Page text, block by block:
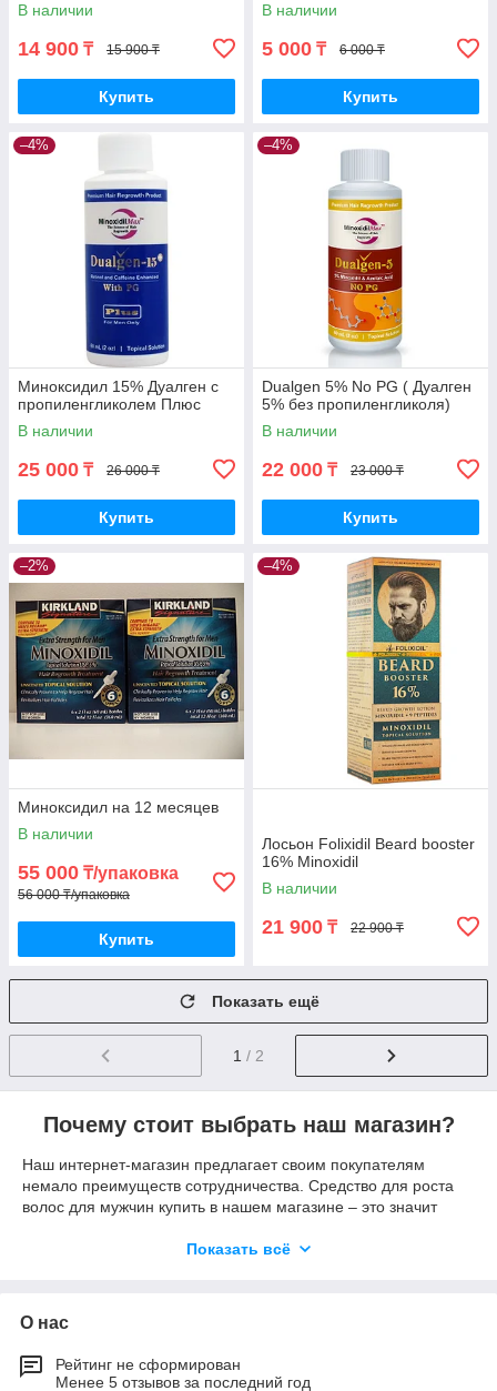
В наличии
14 900 ₸ 15 900 ₸
Купить
В наличии
5 000 ₸ 6 000 ₸
Купить
–4%
Миноксидил 15% Дуалген с
пропиленгликолем Плюс
В наличии
25 000 ₸ 26 000 ₸
Купить
–4%
Dualgen 5% No PG ( Дуалген
5% без пропиленгликоля)
В наличии
22 000 ₸ 23 000 ₸
Купить
–2%
Миноксидил на 12 месяцев
В наличии
55 000 ₸/упаковка
56 000 ₸/упаковка
Купить
–4%
Лосьон Folixidil Beard booster
16% Minoxidil
В наличии
21 900 ₸ 22 900 ₸
Показать ещё
1 / 2
Почему стоит выбрать наш магазин?
Наш интернет-магазин предлагает своим покупателям
немало преимуществ сотрудничества. Средство для роста
волос для мужчин купить в нашем магазине – это значит
Низкие расценки.
Постоянное наличие препаратов.
на сумму от 5000 рублей.
Показать всё
О нас
Рейтинг не сформирован
Менее 5 отзывов за последний год